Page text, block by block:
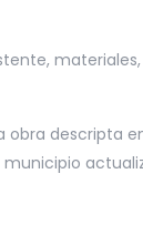
descripta en